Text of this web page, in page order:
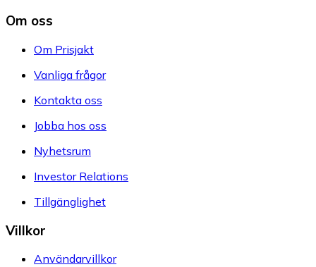
Om oss
Om Prisjakt
Vanliga frågor
Kontakta oss
Jobba hos oss
Nyhetsrum
Investor Relations
Tillgänglighet
Villkor
Användarvillkor